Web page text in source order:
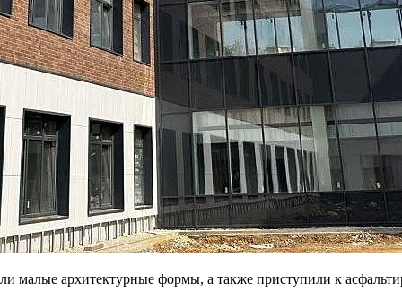
малые архитектурные формы, а также приступили к